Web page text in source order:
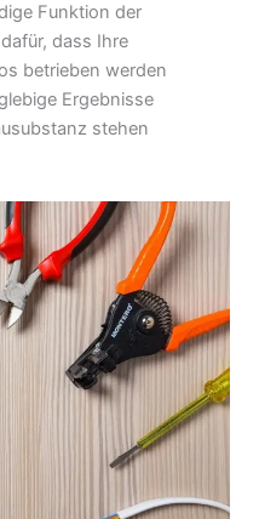
Funktion der
dass Ihre
betrieben werden
Ergebnisse
stehen